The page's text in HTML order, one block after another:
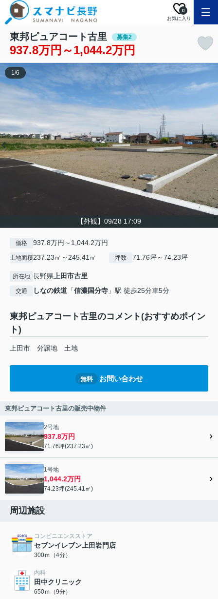
お気に入り
0
東邦ピュアコート古里 募集2
937.8万円～1,044.2万円
【外観】09/28 17:09
1/6
価格 937.8万円～1,044.2万円
土地面積237.23㎡～245.41㎡ 坪数 71.76坪～74.23坪
所在地 長野県上田市古里
交通 しなの鉄道 「信濃国分寺 」駅 徒歩25分車5分
東邦ピュアコート古里のコメント(おすすめポイン
ト)
上田市 分譲地 土地
無料 お問い合わせ
東邦ピュアコート古里の販売中物件
2号地
937.8万円
71.76坪(237.23㎡)
1号地
1,044.2万円
74.23坪(245.41㎡)
周辺施設
コンビニエンスストア
セブンイレブン上田岩門店
300ｍ（4分）
内科
田中クリニック
650ｍ（9分）